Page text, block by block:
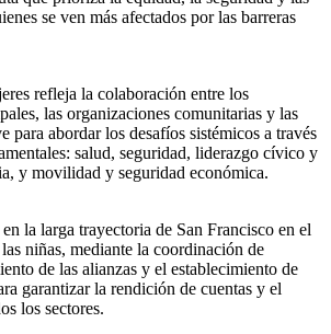
se ven más afectados por las barreras
refleja la colaboración entre los
las organizaciones comunitarias y las
para abordar los desafíos sistémicos a través
salud, seguridad, liderazgo cívico y
y movilidad y seguridad económica.
la larga trayectoria de San Francisco en el
niñas, mediante la coordinación de
de las alianzas y el establecimiento de
garantizar la rendición de cuentas y el
los sectores.